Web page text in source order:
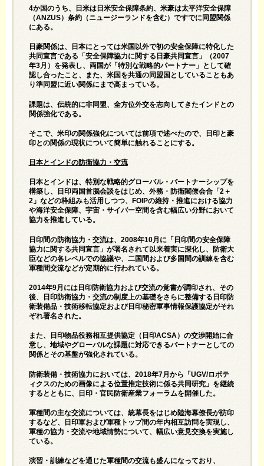
4か国のうち、日米は日米安全保障条約、米豪は太平洋安全保障
（ANZUS）条約（ニュージーランドを含む）ですでに同盟関係
にある。
日豪関係は、日本にとっては米国以外で初の安全保障に特化した
共同宣言である「安全保障協力に関する日豪共同宣言」（2007
年3月）を発表し、両国が「特別な戦略的パートナー」として確
認し合ったこと、また、米国を共通の同盟国としていることもあ
り準同盟に近い関係にまで高まっている。
課題は、伝統的に非同盟、全方位外交を志向してきたインドとの
関係強化である。
そこで、米印の関係強化については前項で述べたので、日印と豪
印との関係の現状について簡単に触れることにする。
日本とインドの防衛協力・交流
日本とインドは、特別な戦略的グローバル・パートナーシップを
構築し、日印両国首脳会談をはじめ、外務・防衛閣僚会合「2＋
2」などの枠組みも活用しつつ、FOIPの維持・推進における協力
や海洋安全保障、宇宙・サイバー空間を含む幅広い分野において
協力を推進している。
日印間の防衛協力・交流は、2008年10月に「日印間の安全保障
協力に関する共同宣言」が署名されて以来着実に深化し、防衛大
臣などの各レベルでの協議や、二国間および多国間の訓練を含む
軍種間交流などが定期的に行われている。
2014年9月には日印防衛協力および交流の覚書が調印され、その
後、日印防衛協力・交流の制度上の基礎をさらに整備する日印防
衛装備品・技術移転協定および日印秘密軍事情報保護協定がそれ
ぞれ署名された。
また、日印物品役務相互提供協定（日印ACSA）の交渉開始に合
意し、地域やグローバルな課題に対応できるパートナーとしての
関係とその基盤が強化されている。
防衛装備・技術協力においては、2018年7月から「UGV/ロボテ
ィクスのための画像による位置推定技術に係る共同研究」を継続
するとともに、日印・官民防衛産業フォーラムを開催した。
軍種間の主な交流については、統幕長をはじめ陸海幕僚長が訪印
するなど、日印軍および軍種トップ間の年内相互訪問を実現し、
軍種の協力・交流や地域情勢について、幅広い意見交換を実施し
ている。
演習・訓練などを通じた軍種間の交流も盛んになっており、